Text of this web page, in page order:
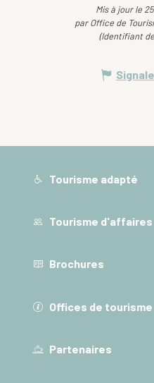
Mis à jour le
par Office de
(Identifiant
Tourisme adapté
Tourisme d'affaires
Brochures
Offices de tourisme
Partenaires